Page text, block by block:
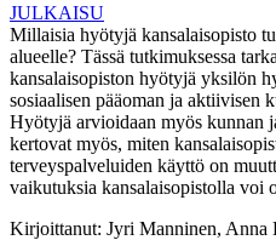
JULKAISU
Millaisia hyötyjä kansalaisopisto
alueelle? Tässä tutkimuksessa
kansalaisopiston hyötyjä yksilön
sosiaalisen pääoman ja aktiivisen
Hyötyjä arvioidaan myös kunnan
kertovat myös, miten
terveyspalveluiden käyttö on
vaikutuksia kansalaisopistolla voi
Kirjoittanut: Jyri Manninen, Anna